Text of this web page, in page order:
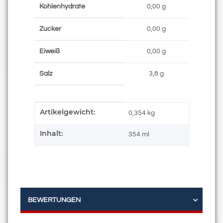
Kohlenhydrate 0,00 g
Zucker 0,00 g
Eiweiß 0,00 g
Salz 3,8 g
Produkteigenschaft
Wert
Artikelgewicht: 0,354 kg
Inhalt: 354 ml
BEWERTUNGEN